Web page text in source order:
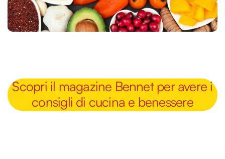
Scopri il magazine Bennet per avere i
consigli di cucina e benessere